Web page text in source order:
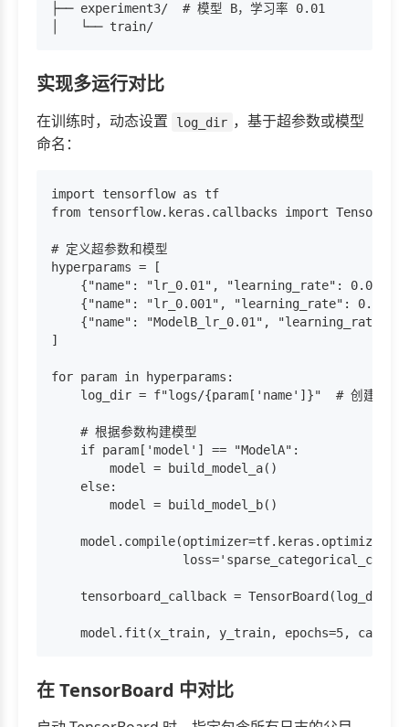
├── experiment3/  # 模型 B，学习率 0.01
实现多运行对比
在训练时，动态设置 log_dir ，基于超参数或模型
命名：
import tensorflow as tf
from tensorflow.keras.callbacks import
# 定义超参数和模型
hyperparams = [
{"name": "lr_0.01", "learning_rate": 0.01,
{"name": "lr_0.001", "learning_rate": 0.001,
{"name": "ModelB_lr_0.01", "learning_rate":
]
for param in hyperparams:
log_dir = f"logs/{param['name']}"  # 创建唯一
    # 根据参数构建模型
    if param['model'] == "ModelA":
        model = build_model_a()
    else:
        model = build_model_b()
tensorboard_callback =
在 TensorBoard 中对比